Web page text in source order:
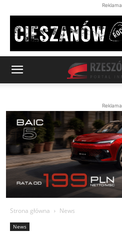
Reklama
Reklama
Strona główna News
News